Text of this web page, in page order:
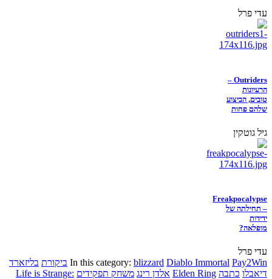
עדי פרל
Outriders –
הרעיונות
טובים, הביצוע
שלהם פחות
גיל גוטקין
Freakpocalypse
– תחילתה של
ידידות
מופלאה?
עדי פרל
In this category: blizzard Diablo Immortal Pay2Win ביקורת בליזארד
דיאבלו כתבה Elden Ring אלדן רינג משחק תפקידים Life is Strange: